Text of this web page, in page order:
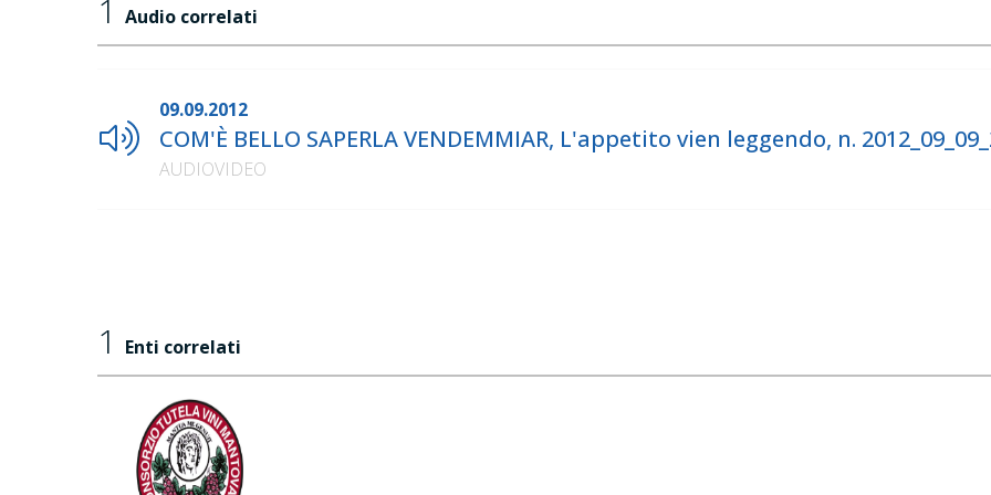
1 Audio correlati
09.09.2012
COM'È BELLO SAPERLA VENDEMMIAR, L'appetito vien leggendo, n.
AUDIOVIDEO
1 Enti correlati